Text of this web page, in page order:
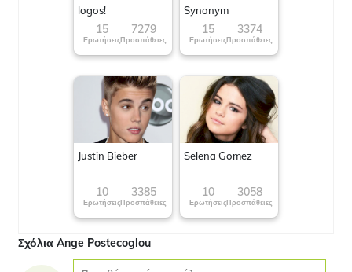
logos!
15
Ερωτήσεις
7279
Προσπάθειες
Synonym
15
Ερωτήσεις
3374
Προσπάθειες
Justin Bieber
10
Ερωτήσεις
3385
Προσπάθειες
Selena Gomez
10
Ερωτήσεις
3058
Προσπάθειες
Σχόλια Ange Postecoglou